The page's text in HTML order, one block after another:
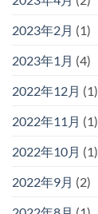
2023年2月 (1)
2023年1月 (4)
2022年12月 (1)
2022年11月 (1)
2022年10月 (1)
2022年9月 (2)